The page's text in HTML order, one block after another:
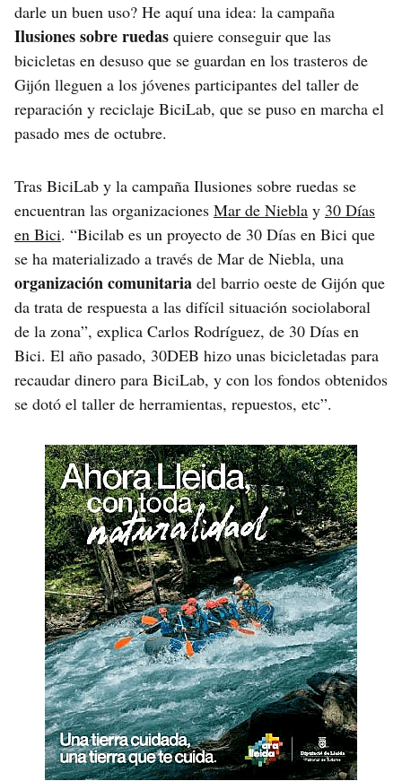
darle un buen uso? He aquí una idea: la campaña
Ilusiones sobre ruedas quiere conseguir que las
bicicletas en desuso que se guardan en los trasteros de
Gijón lleguen a los jóvenes participantes del taller de
reparación y reciclaje BiciLab, que se puso en marcha el
pasado mes de octubre.
Tras BiciLab y la campaña Ilusiones sobre ruedas se
encuentran las organizaciones Mar de Niebla y 30 Días
en Bici. “Bicilab es un proyecto de 30 Días en Bici que
se ha materializado a través de Mar de Niebla, una
organización comunitaria del barrio oeste de Gijón que
da trata de respuesta a las difícil situación sociolaboral
de la zona”, explica Carlos Rodríguez, de 30 Días en
Bici. El año pasado, 30DEB hizo unas bicicletadas para
recaudar dinero para BiciLab, y con los fondos obtenidos
se dotó el taller de herramientas, repuestos, etc”.